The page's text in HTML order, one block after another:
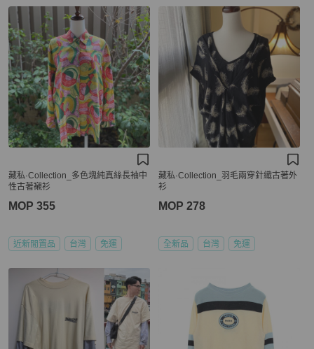
藏私·Collection_多色塊純真絲長袖中
性古著襯衫
MOP 355
近新閒置品 台灣 免運
藏私·Collection_羽毛兩穿針織古著外
衫
MOP 278
全新品 台灣 免運